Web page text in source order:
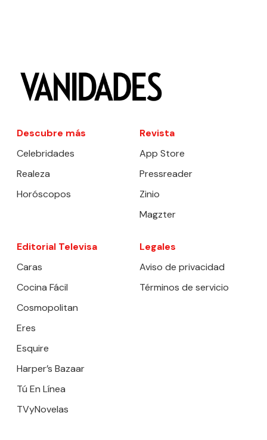
Descubre más
Celebridades
Realeza
Horóscopos
Revista
App Store
Pressreader
Zinio
Magzter
Editorial Televisa
Caras
Cocina Fácil
Cosmopolitan
Eres
Esquire
Harper’s Bazaar
Tú En Línea
TVyNovelas
Legales
Aviso de privacidad
Términos de servicio